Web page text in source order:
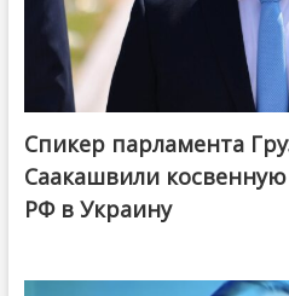
Спикер парламента
Саакашвили
РФ в Украину